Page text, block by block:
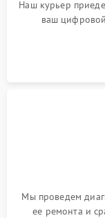
Наш курьер
ваш
Мы проведем
ее ремонта и